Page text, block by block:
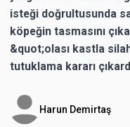
isteği doğrultusunda
köpeğin tasmasını
&quot;olası kastla
tutuklama kararı
Harun Demirtaş